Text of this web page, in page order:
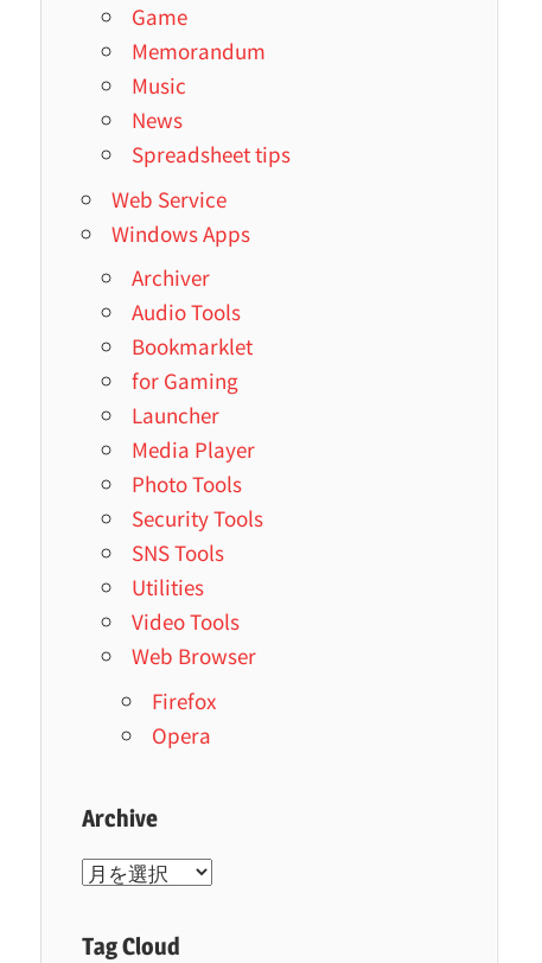
Game
Memorandum
Music
News
Spreadsheet tips
Web Service
Windows Apps
Archiver
Audio Tools
Bookmarklet
for Gaming
Launcher
Media Player
Photo Tools
Security Tools
SNS Tools
Utilities
Video Tools
Web Browser
Firefox
Opera
Archive
Archive
Tag Cloud